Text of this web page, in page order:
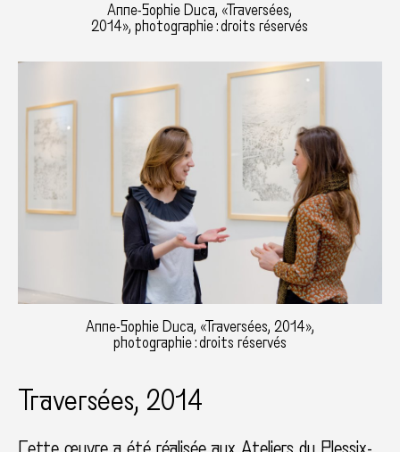
Anne-Sophie Duca, «Traversées,
2014», photographie : droits réservés
Anne-Sophie Duca, «Traversées, 2014»,
photographie : droits réservés
Traversées, 2014